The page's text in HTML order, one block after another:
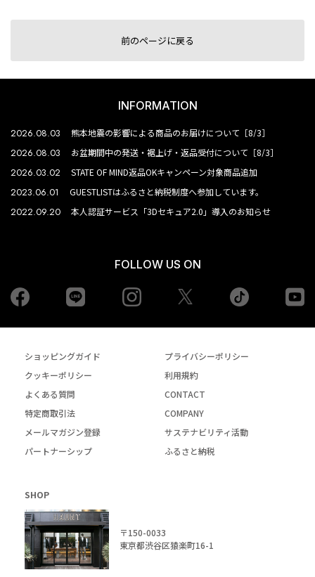
前のページに戻る
INFORMATION
2026.08.03 熊本地震の影響による商品のお届けについて［8/3］
2026.08.03 お盆期間中の発送・裾上げ・返品受付について［8/3］
2026.03.02 STATE OF MIND返品OKキャンペーン対象商品追加
2023.06.01 GUESTLISTはふるさと納税制度へ参加しています。
2022.09.20 本人認証サービス「3Dセキュア2.0」導入のお知らせ
FOLLOW US ON
Facebook Instagram tiktok
ショッピングガイド
プライバシーポリシー
クッキーポリシー
利用規約
よくある質問
CONTACT
特定商取引法
COMPANY
メールマガジン登録
サステナビリティ活動
パートナーシップ
ふるさと納税
SHOP
〒150-0033
東京都渋谷区猿楽町16-1